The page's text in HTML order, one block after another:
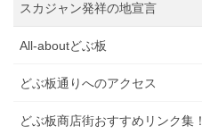
スカジャン発祥の地宣言
All-aboutどぶ板
どぶ板通りへのアクセス
どぶ板商店街おすすめリンク集！